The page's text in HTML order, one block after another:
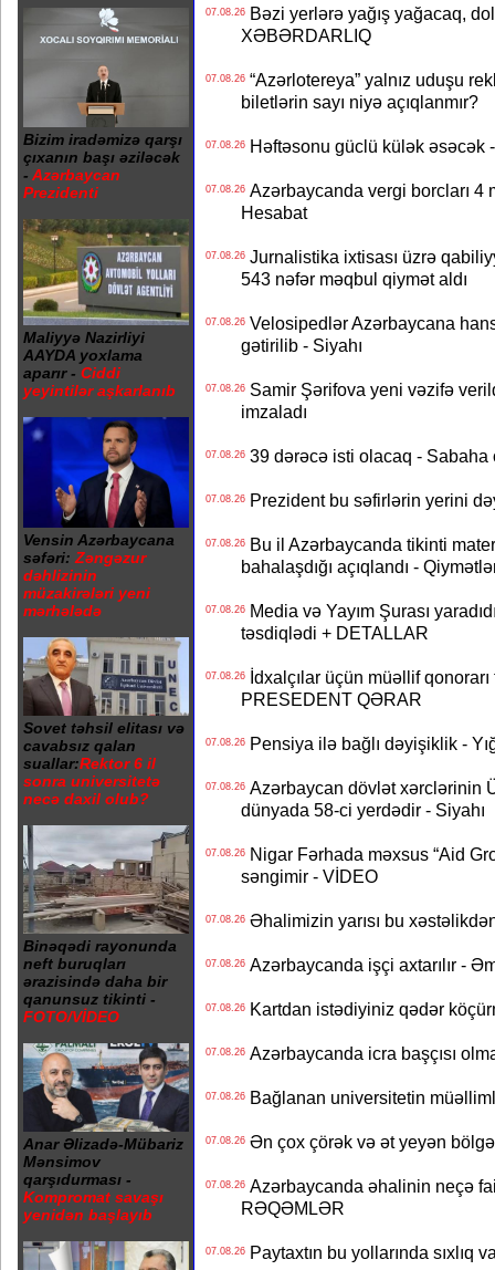
Bizim iradəmizə qarşı
çıxanın başı əziləcək
- Azərbaycan
Prezidenti
Maliyyə Nazirliyi
AAYDA yoxlama
aparır - Ciddi
yeyintilər aşkarlanıb
Vensin Azərbaycana
səfəri: Zəngəzur
dəhlizinin
müzakirələri yeni
mərhələdə
Sovet təhsil elitası və
cavabsız qalan
suallar:Rektor 6 il
sonra universitetə
necə daxil olub?
Binəqədi rayonunda
neft buruqları
ərazisində daha bir
qanunsuz tikinti -
FOTO/VİDEO
Anar Əlizadə-Mübariz
Mənsimov
qarşıdurması -
Kompromat savaşı
yenidən başlayıb
07.08.26Bəzi yerlərə yağış yağacaq,
XƏBƏRDARLIQ
07.08.26“Azərlotereya” yalnız uduşu
biletlərin sayı niyə açıqlanmır?
07.08.26Həftəsonu güclü külək əsəcək
07.08.26Azərbaycanda vergi borcları 4
Hesabat
07.08.26Jurnalistika ixtisası üzrə
543 nəfər məqbul qiymət aldı
07.08.26Velosipedlər Azərbaycana
gətirilib - Siyahı
07.08.26Samir Şərifova yeni vəzifə
imzaladı
07.08.2639 dərəcə isti olacaq - Sabaha
07.08.26Prezident bu səfirlərin yerini
07.08.26Bu il Azərbaycanda tikinti
bahalaşdığı açıqlandı -
07.08.26Media və Yayım Şurası
təsdiqlədi + DETALLAR
07.08.26İdxalçılar üçün müəllif
PRESEDENT QƏRAR
07.08.26Pensiya ilə bağlı dəyişiklik -
07.08.26Azərbaycan dövlət xərclərinin
dünyada 58-ci yerdədir - Siyahı
07.08.26Nigar Fərhada məxsus “Aid
səngimir - VİDEO
07.08.26Əhalimizin yarısı bu
07.08.26Azərbaycanda işçi axtarılır -
07.08.26Kartdan istədiyiniz qədər
07.08.26Azərbaycanda icra başçısı
07.08.26Bağlanan universitetin
07.08.26Ən çox çörək və ət yeyən
07.08.26Azərbaycanda əhalinin neçə
RƏQƏMLƏR
07.08.26Paytaxtın bu yollarında sıxlıq